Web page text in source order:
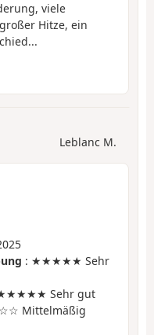
viele
Hitze, ein
Leblanc M.
: ★★★★★ Sehr
Sehr gut
Mittelmäßig